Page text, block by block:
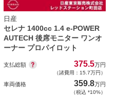
日産
セレナ 1400cc 1.4 e-POWER
AUTECH 後席モニター ワンオ
ーナー プロパイロット
支払総額 375.5万円
（諸費用：15.7万円）
車両価格 359.8万円
（税込 *10%）